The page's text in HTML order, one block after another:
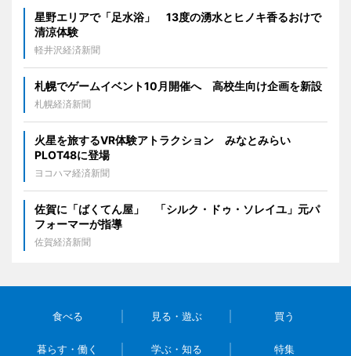
星野エリアで「足水浴」 13度の湧水とヒノキ香るおけで
清涼体験
軽井沢経済新聞
札幌でゲームイベント10月開催へ 高校生向け企画を新設
札幌経済新聞
火星を旅するVR体験アトラクション みなとみらい
PLOT48に登場
ヨコハマ経済新聞
佐賀に「ばくてん屋」 「シルク・ドゥ・ソレイユ」元パ
フォーマーが指導
佐賀経済新聞
食べる 見る・遊ぶ 買う
暮らす・働く 学ぶ・知る 特集